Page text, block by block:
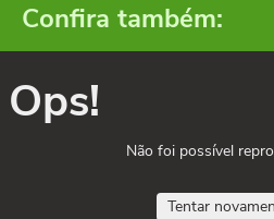
Confira também:
Ops!
Não foi possível
Tentar